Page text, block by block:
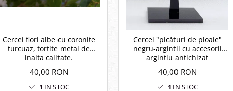
Cercei flori albe cu coronite
turcuaz, tortite metal de
inalta calitate.
40,00 RON
1 IN STOC
Cercei "picături de ploaie"
negru-argintii cu accesorii
argintiu antichizat
40,00 RON
1 IN STOC